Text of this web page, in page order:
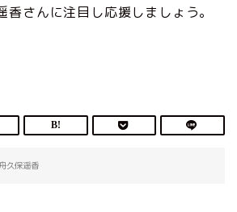
香さんに注目し応援しましょう。
舟久保遥香